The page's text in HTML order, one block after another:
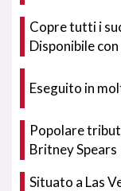
Copre tutti i
Disponibile
Eseguito in
Popolare
Britney Spears
Situato a Las